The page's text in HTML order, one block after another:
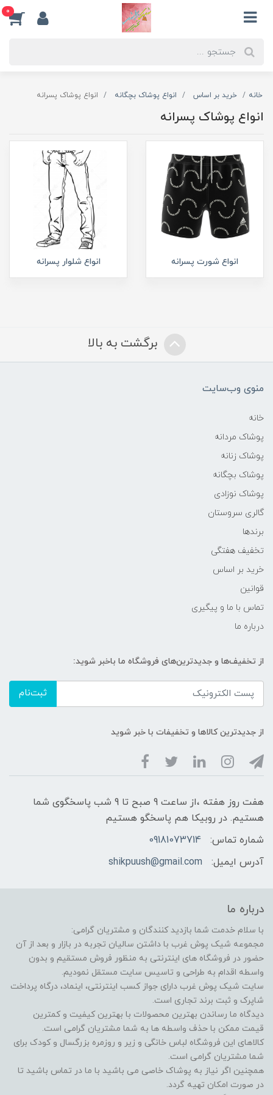
0
خانه خرید بر اساس انواع پوشاک بچگانه انواع پوشاک پسرانه
انواع پوشاک پسرانه
انواع شورت پسرانه انواع شلوار پسرانه
برگشت به بالا
منوی وب‌سایت
خانه
پوشاک مردانه
پوشاک زنانه
پوشاک بچگانه
پوشاک نوزادی
گالری سروستان
برندها
تخفیف هفتگی
خرید بر اساس
قوانین
تماس با ما و پیگیری
درباره ما
از تخفیف‌ها و جدیدترین‌های فروشگاه ما باخبر شوید:
ثبت‌نام
از جدیدترین کالاها و تخفیفات با خبر شوید
هفت روز هفته ،از ساعت 9 صبح تا 9 شب پاسخگوی شما
هستیم. در روبیکا هم پاسخگو هستیم
شماره تماس:
09181073714
آدرس ایمیل:
shikpuush@gmail.com
درباره ما
با سلام خدمت شما بازدید کنندگان و مشتریان گرامی:
مجموعه شیک پوش غرب با داشتن سالیان تجربه در بازار و بعد از آن
حضور در فروشگاه های اینترنتی به منظور فروش مستقیم و بدون
واسطه اقدام به طراحی و تاسیس سایت مستقل نمودیم.
سایت شیک پوش غرب دارای جواز کسب اینترنتی، اینماد، درگاه پرداخت
شاپرک و ثبت برند تجاری است.
دیدگاه ما رساندن بهترین محصولات با بهترین کیفیت و کمترین
قیمت ممکن با حذف واسطه ها به شما مشتریان گرامی است.
کالاهای این فروشگاه لباس خانگی و زیر و روزمره بزرگسال و کودک برای
شما مشتریان گرامی است.
همچنین اگر نیاز به پوشاک خاصی می باشید با ما در تماس باشید تا
در صورت امکان تهیه گردد.